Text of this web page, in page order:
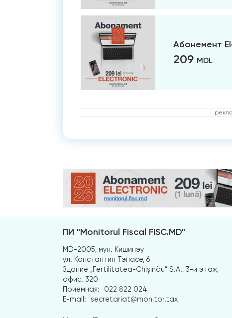
Абонемент
209 MDL
ПИ "Monitorul Fiscal FISC.MD"
MD-2005, мун. Кишинэу
ул. Константин Тэнасе, 6
Здание „Fertilitatea-Chișinău” S.A., 3-й этаж,
офис. 320
Приемная:
022 822 024
E-mail:
secretariat@monitor.tax